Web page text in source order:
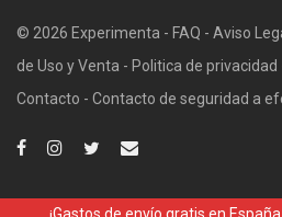
© 2026 Experimenta - FAQ - Aviso
de Uso y Venta - Politica de privacidad
Contacto - Contacto de seguridad a